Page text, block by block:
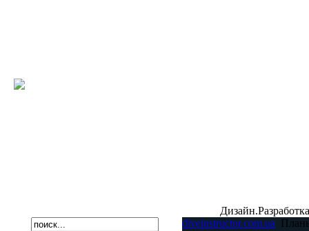
diveinstructor.com.ua